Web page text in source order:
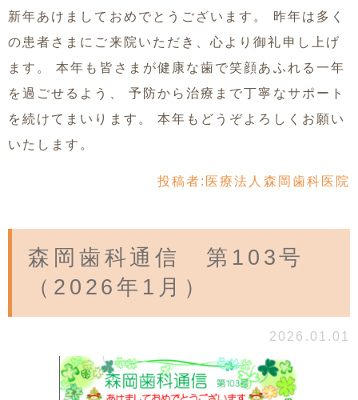
新年あけましておめでとうございます。 昨年は多く
の患者さまにご来院いただき、心より御礼申し上げ
ます。 本年も皆さまが健康な歯で笑顔あふれる一年
を過ごせるよう、 予防から治療まで丁寧なサポート
を続けてまいります。 本年もどうぞよろしくお願い
いたします。
投稿者: 医療法人森岡歯科医院
森岡歯科通信 第103号
（2026年1月）
2026.01.01